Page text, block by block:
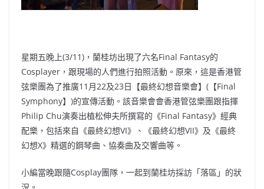
星期五晚上(3/11)，蘭桂坊出現了六名Final Fantasy的
Cosplayer，跟現場的人們進行拍照活動。原來，這是香港管
弦樂團為了推廣11月22及23日【最終幻想音樂會】(【Final
Symphony】)的宣傳活動。該音樂會會香港管弦樂團跟指揮
Philip Chu演奏出植松伸夫所撰寫的《Final Fantasy》經典
配樂，包括來自《最終幻想VI》、《最終幻想VII》及《最終
幻想X》精選的鋼琴曲、協奏曲及交響曲等。
小編當晚跟隨Cosplay團隊，一起到蘭桂坊採訪「落區」的狀